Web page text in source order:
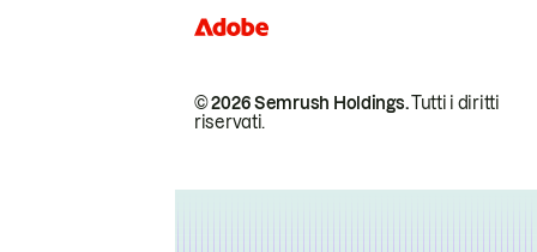
© 2026 Semrush Holdings.Tutti i diritti
riservati.